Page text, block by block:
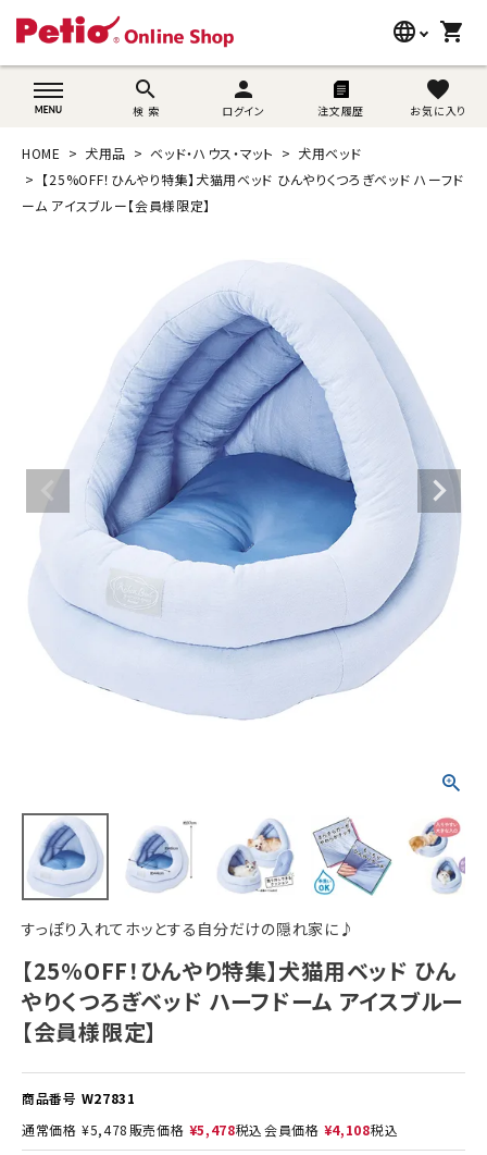
language
wovn-lang-name
shopping_cart
search
検 索
person
ログイン 注文履歴
favorite
お気に入り
search
猫用品
目的別に探す
ご利用案内
ACCOUNT MENU
ようこそ ゲスト 様
ログイン 新規会員登録
HOME 犬用品 ベッド・ハウス・マット
犬用ベッド
【25%OFF！ひんやり特集】犬猫用ベッド ひんやりくつろぎベッド ハーフド
ーム アイスブルー【会員様限定】
すっぽり入れてホッとする自分だけの隠れ家に♪
【25%OFF！ひんやり特集】犬猫用ベッド ひん
やりくつろぎベッド ハーフドーム アイスブルー
【会員様限定】
商品番号 W27831
通常価格 ¥5,478 販売価格 ¥5,478税込会員価格 ¥4,108税込